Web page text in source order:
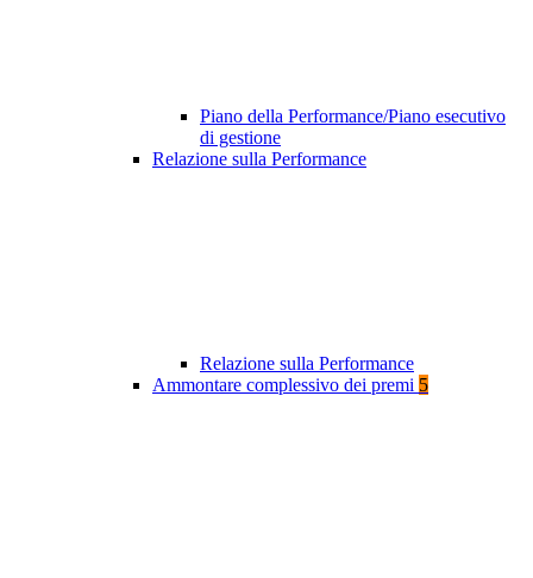
Piano della Performance/Piano esecutivo
di gestione
Relazione sulla Performance
Relazione sulla Performance
Ammontare complessivo dei premi 5